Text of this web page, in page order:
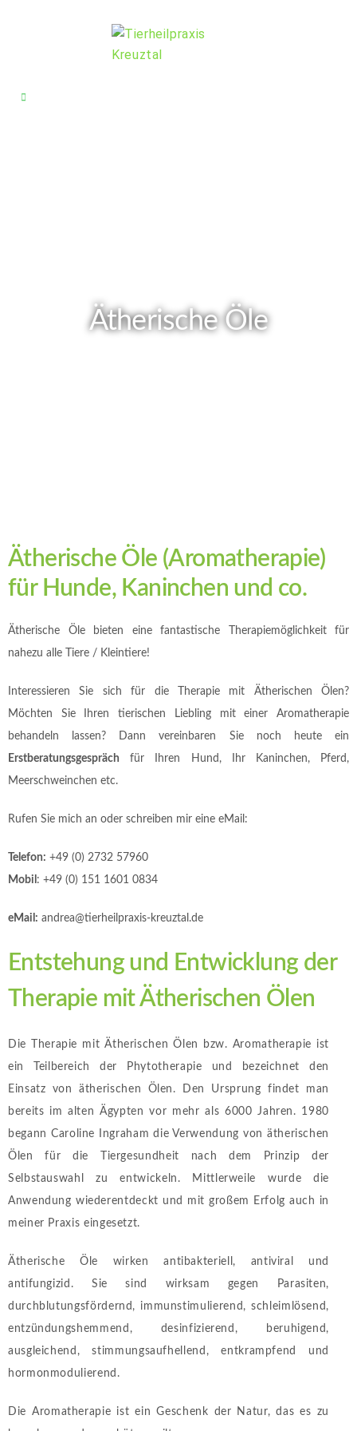
Ätherische Öle
Ätherische Öle (Aromatherapie)
für Hunde, Kaninchen und co.
Ätherische Öle bieten eine fantastische Therapiemöglichkeit für
nahezu alle Tiere / Kleintiere!
Interessieren Sie sich für die Therapie mit Ätherischen Ölen?
Möchten Sie Ihren tierischen Liebling mit einer Aromatherapie
behandeln lassen? Dann vereinbaren Sie noch heute ein
Erstberatungsgespräch für Ihren Hund, Ihr Kaninchen, Pferd,
Meerschweinchen etc.
Rufen Sie mich an oder schreiben mir eine eMail:
Telefon: +49 (0) 2732 57960
Mobil : +49 (0) 151 1601 0834
eMail: andrea@tierheilpraxis-kreuztal.de
Entstehung und Entwicklung der
Therapie mit Ätherischen Ölen
Die Therapie mit Ätherischen Ölen bzw. Aromatherapie ist
ein Teilbereich der Phytotherapie und bezeichnet den
Einsatz von ätherischen Ölen. Den Ursprung findet man
bereits im alten Ägypten vor mehr als 6000 Jahren. 1980
begann Caroline Ingraham die Verwendung von ätherischen
Ölen für die Tiergesundheit nach dem Prinzip der
Selbstauswahl zu entwickeln. Mittlerweile wurde die
Anwendung wiederentdeckt und mit großem Erfolg auch in
meiner Praxis eingesetzt.
Ätherische Öle wirken antibakteriell, antiviral und
antifungizid. Sie sind wirksam gegen Parasiten,
durchblutungsfördernd, immunstimulierend, schleimlösend,
entzündungshemmend, desinfizierend, beruhigend,
ausgleichend, stimmungsaufhellend, entkrampfend und
hormonmodulierend.
Die Aromatherapie ist ein Geschenk der Natur, das es zu